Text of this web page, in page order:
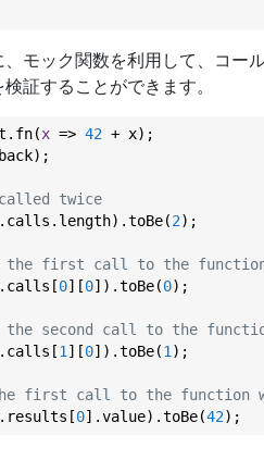
モック関数を利用して、コー
証することができます。
x => 42 + x);
twice
2);
the first call to the function
0][0]).toBe(0);
second call to the
1][0]).toBe(1);
first call to the function
0].value).toBe(42